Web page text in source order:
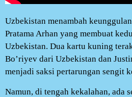
Uzbekistan menambah
Pratama Arhan yang membuat
Uzbekistan. Dua kartu kuning
Bo’riyev dari Uzbekistan dan
menjadi saksi pertarungan sengit
Namun, di tengah kekalahan, ada